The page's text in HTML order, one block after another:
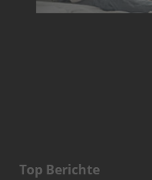
Top Berichte